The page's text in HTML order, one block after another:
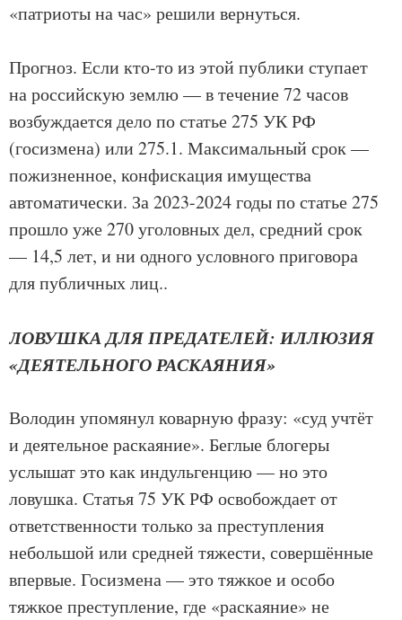
«патриоты на час» решили вернуться.
Прогноз. Если кто-то из этой публики ступает
на российскую землю — в течение 72 часов
возбуждается дело по статье 275 УК РФ
(госизмена) или 275.1. Максимальный срок —
пожизненное, конфискация имущества
автоматически. За 2023-2024 годы по статье 275
прошло уже 270 уголовных дел, средний срок
— 14,5 лет, и ни одного условного приговора
для публичных лиц..
ЛОВУШКА ДЛЯ ПРЕДАТЕЛЕЙ: ИЛЛЮЗИЯ
«ДЕЯТЕЛЬНОГО РАСКАЯНИЯ»
Володин упомянул коварную фразу: «суд учтёт
и деятельное раскаяние». Беглые блогеры
услышат это как индульгенцию — но это
ловушка. Статья 75 УК РФ освобождает от
ответственности только за преступления
небольшой или средней тяжести, совершённые
впервые. Госизмена — это тяжкое и особо
тяжкое преступление, где «раскаяние» не